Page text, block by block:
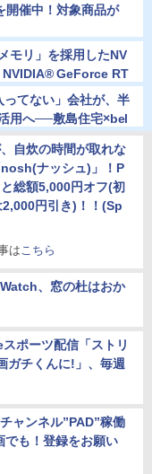
開催中！対象商品が
モリ」を採用したNV
GeForce RT
てない」会社が、半
用へ──敷島住宅×bel
自炊の時間が取れな
ナッシュ)」！P
総額5,000円オフ(初
円引き)！！(Sp
はこちら
、窓の杜はおか
ポーツ配信「ストリ
ガチくんに!」、毎週
ャンネル”PAD”稼働
でも！登録をお願い